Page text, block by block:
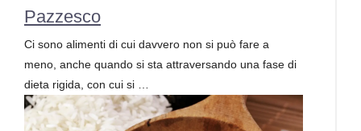
Pazzesco
Ci sono alimenti di cui davvero non si può fare a
meno, anche quando si sta attraversando una fase di
dieta rigida, con cui si …